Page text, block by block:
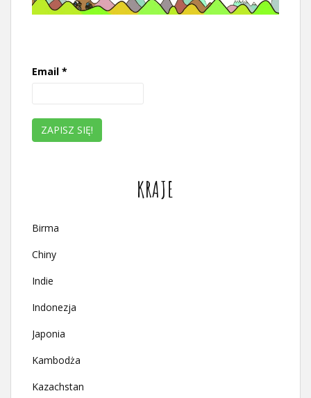
Email *
KRAJE
Birma
Chiny
Indie
Indonezja
Japonia
Kambodża
Kazachstan